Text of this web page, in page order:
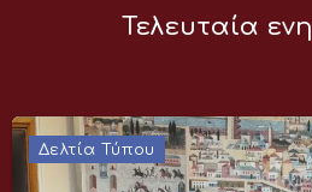
Τελευταία
Δελτία Τύπου